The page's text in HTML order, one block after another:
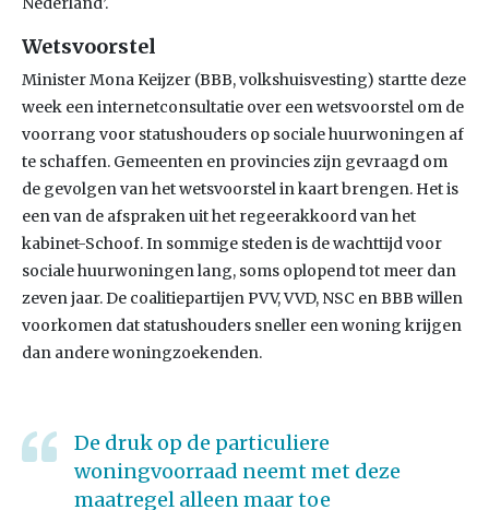
Wetsvoorstel
Minister Mona Keijzer (BBB, volkshuisvesting) startte deze
week een internetconsultatie over een wetsvoorstel om de
voorrang voor statushouders op sociale huurwoningen af
te schaffen. Gemeenten en provincies zijn gevraagd om
de gevolgen van het wetsvoorstel in kaart brengen. Het is
een van de afspraken uit het regeerakkoord van het
kabinet-Schoof. In sommige steden is de wachttijd voor
sociale huurwoningen lang, soms oplopend tot meer dan
zeven jaar. De coalitiepartijen PVV, VVD, NSC en BBB willen
voorkomen dat statushouders sneller een woning krijgen
dan andere woningzoekenden.
De druk op de particuliere
woningvoorraad neemt met deze
maatregel alleen maar toe